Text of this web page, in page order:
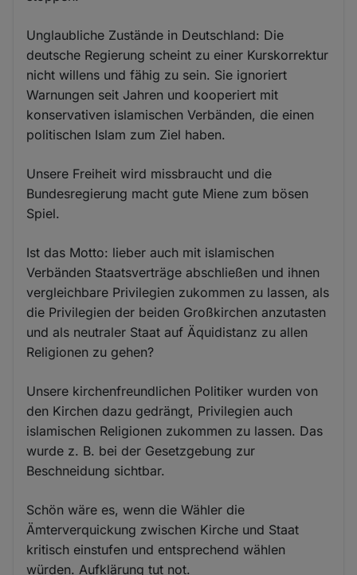
Unglaubliche Zustände in Deutschland: Die
deutsche Regierung scheint zu einer Kurskorrektur
nicht willens und fähig zu sein. Sie ignoriert
Warnungen seit Jahren und kooperiert mit
konservativen islamischen Verbänden, die einen
politischen Islam zum Ziel haben.
Unsere Freiheit wird missbraucht und die
Bundesregierung macht gute Miene zum bösen
Spiel.
Ist das Motto: lieber auch mit islamischen
Verbänden Staatsverträge abschließen und ihnen
vergleichbare Privilegien zukommen zu lassen, als
die Privilegien der beiden Großkirchen anzutasten
und als neutraler Staat auf Äquidistanz zu allen
Religionen zu gehen?
Unsere kirchenfreundlichen Politiker wurden von
den Kirchen dazu gedrängt, Privilegien auch
islamischen Religionen zukommen zu lassen. Das
wurde z. B. bei der Gesetzgebung zur
Beschneidung sichtbar.
Schön wäre es, wenn die Wähler die
Ämterverquickung zwischen Kirche und Staat
kritisch einstufen und entsprechend wählen
würden. Aufklärung tut not.